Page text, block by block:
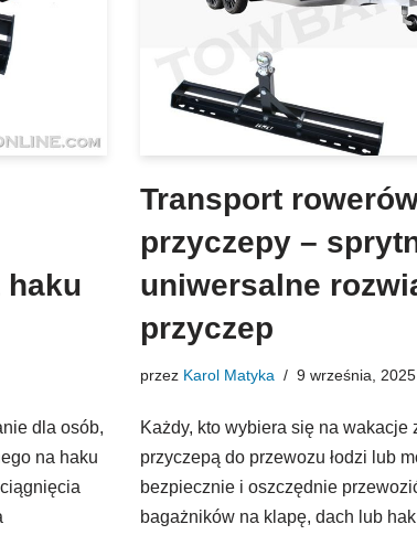
haku
dla osób,
na haku
Transport
przyczepy –
uniwersalne
przyczep
przez Karol Matyka 9 września, 2025
Każdy, kto wybiera się na wakacje
przyczepą do przewozu łodzi lub
bezpiecznie i oszczędnie
bagażników na klapę, dach lub